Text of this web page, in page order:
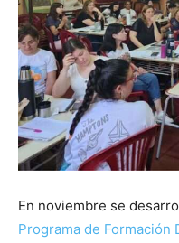
En noviembre se
Programa de Formación